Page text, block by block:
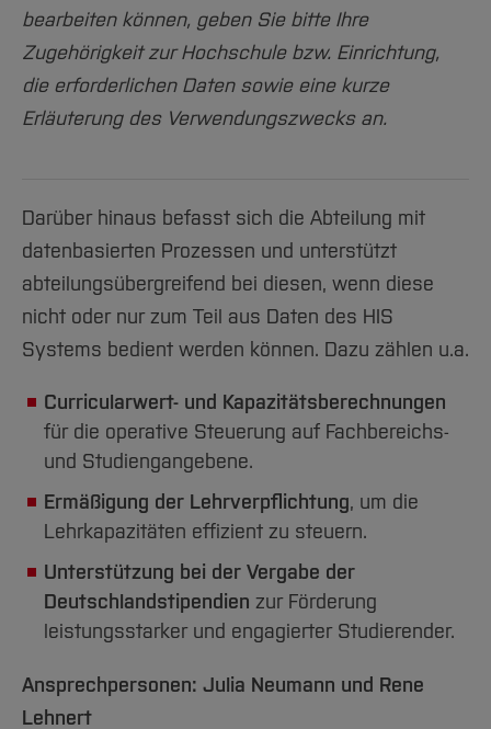
bearbeiten können, geben Sie bitte Ihre
Zugehörigkeit zur Hochschule bzw. Einrichtung,
die erforderlichen Daten sowie eine kurze
Erläuterung des Verwendungszwecks an.
Darüber hinaus befasst sich die Abteilung mit
datenbasierten Prozessen und unterstützt
abteilungsübergreifend bei diesen, wenn diese
nicht oder nur zum Teil aus Daten des HIS
Systems bedient werden können. Dazu zählen u.a.
Curricularwert- und Kapazitätsberechnungen
für die operative Steuerung auf Fachbereichs-
und Studiengangebene.
Ermäßigung der Lehrverpflichtung, um die
Lehrkapazitäten effizient zu steuern.
Unterstützung bei der Vergabe der
Deutschlandstipendien zur Förderung
leistungsstarker und engagierter Studierender.
Ansprechpersonen: Julia Neumann und Rene
Lehnert